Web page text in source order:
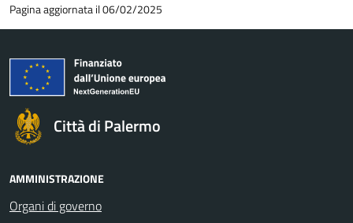
Pagina aggiornata il 06/02/2025
Città di Palermo
AMMINISTRAZIONE
Organi di governo